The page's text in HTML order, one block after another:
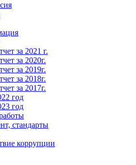
за 2021 г.
за 2020г.
за 2019г.
за 2018г.
за 2017г.
год
год
стандарты
коррупции